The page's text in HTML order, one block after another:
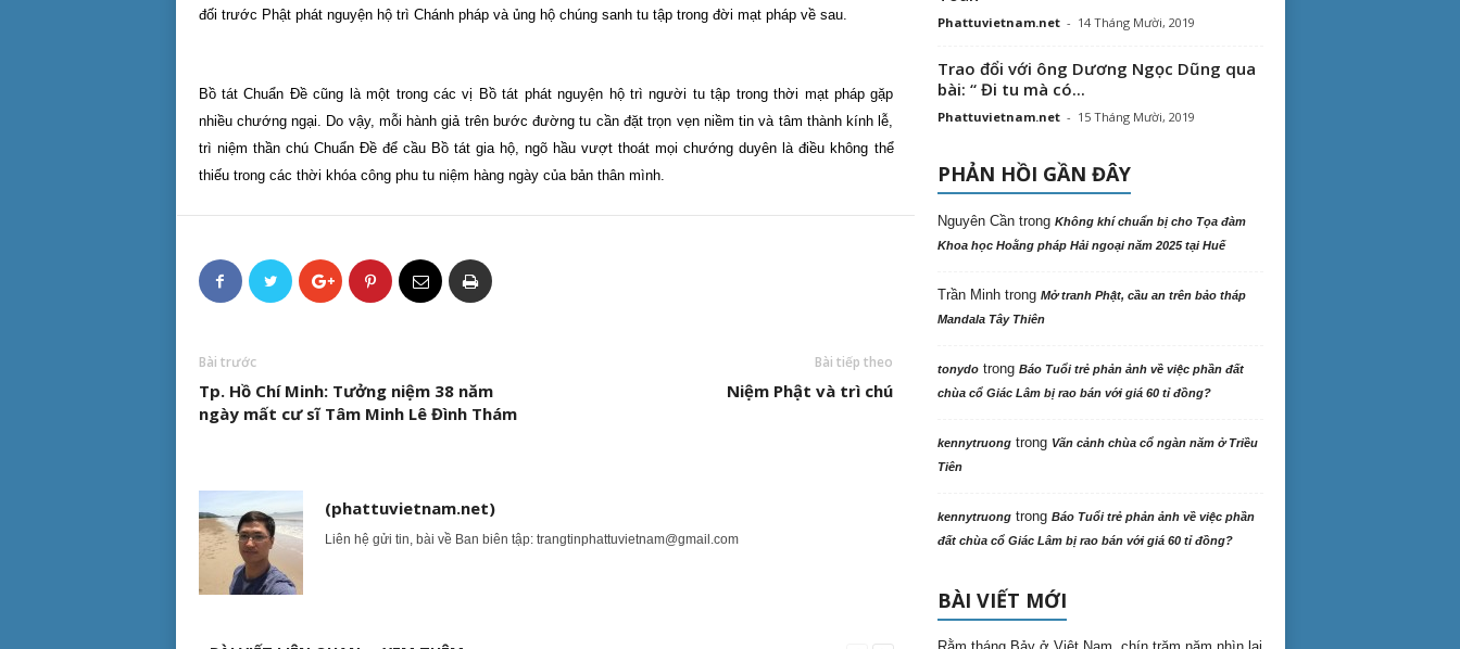
đối trước Phật phát nguyện hộ trì Chánh pháp và ủng hộ chúng sanh tu tập trong đời mạt pháp về sau.
Bồ tát Chuẩn Đề cũng là một trong các vị Bồ tát phát nguyện hộ trì người tu tập trong thời mạt pháp gặp
nhiều chướng ngại. Do vậy, mỗi hành giả trên bước đường tu cần đặt trọn vẹn niềm tin và tâm thành kính lễ,
trì niệm thần chú Chuẩn Đề để cầu Bồ tát gia hộ, ngõ hầu vượt thoát mọi chướng duyên là điều không thể
thiếu trong các thời khóa công phu tu niệm hàng ngày của bản thân mình.
Bài trước
Tp. Hồ Chí Minh: Tưởng niệm 38 năm
ngày mất cư sĩ Tâm Minh Lê Đình Thám
Bài tiếp theo
Niệm Phật và trì chú
(phattuvietnam.net)
Liên hệ gửi tin, bài về Ban biên tập: trangtinphattuvietnam@gmail.com
Phattuvietnam.net - 14 Tháng Mười, 2019
Trao đổi với ông Dương Ngọc Dũng qua
bài: “ Đi tu mà có...
Phattuvietnam.net - 15 Tháng Mười, 2019
PHẢN HỒI GẦN ĐÂY
Nguyên Cầntrong Không khí chuẩn bị cho Tọa đàm
Khoa học Hoằng pháp Hải ngoại năm 2025 tại Huế
Trần Minhtrong Mở tranh Phật, cầu an trên bảo tháp
Mandala Tây Thiên
tonydotrong Báo Tuổi trẻ phản ảnh về việc phần đất
chùa cổ Giác Lâm bị rao bán với giá 60 tỉ đồng?
kennytruongtrong Vãn cảnh chùa cổ ngàn năm ở Triều
Tiên
kennytruongtrong Báo Tuổi trẻ phản ảnh về việc phần
đất chùa cổ Giác Lâm bị rao bán với giá 60 tỉ đồng?
BÀI VIẾT MỚI